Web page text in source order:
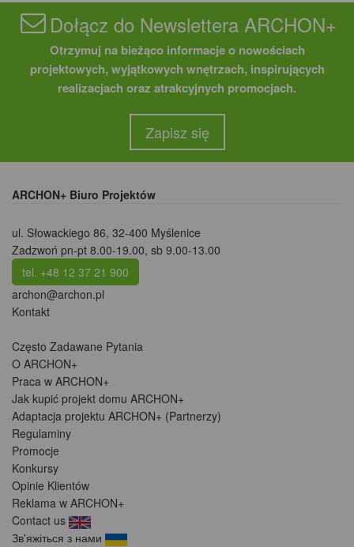
Dołącz do Newslettera ARCHON+
Otrzymuj na bieżąco informacje o nowościach
projektowych, wyjątkowych wnętrzach, inspirujących
realizacjach oraz atrakcyjnych promocjach.
Zapisz się
ARCHON+ Biuro Projektów
ul. Słowackiego 86, 32-400 Myślenice
Zadzwoń pn-pt 8.00-19.00, sb 9.00-13.00
tel. +48 12 37 21 900
archon@archon.pl
Kontakt
Często Zadawane Pytania
O ARCHON+
Praca w ARCHON+
Jak kupić projekt domu ARCHON+
Adaptacja projektu ARCHON+ (Partnerzy)
Regulaminy
Promocje
Konkursy
Opinie Klientów
Reklama w ARCHON+
Contact us
Зв'яжіться з нами